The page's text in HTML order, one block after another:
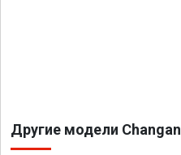
Другие модели Changan